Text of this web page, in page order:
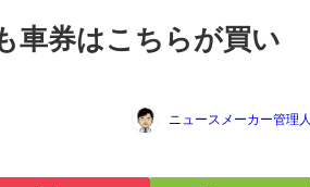
車券はこちらが買い
ニュースメーカー管理人